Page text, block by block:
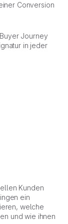
Conversion
Journey
in jeder
Kunden
ein
welche
und wie ihnen